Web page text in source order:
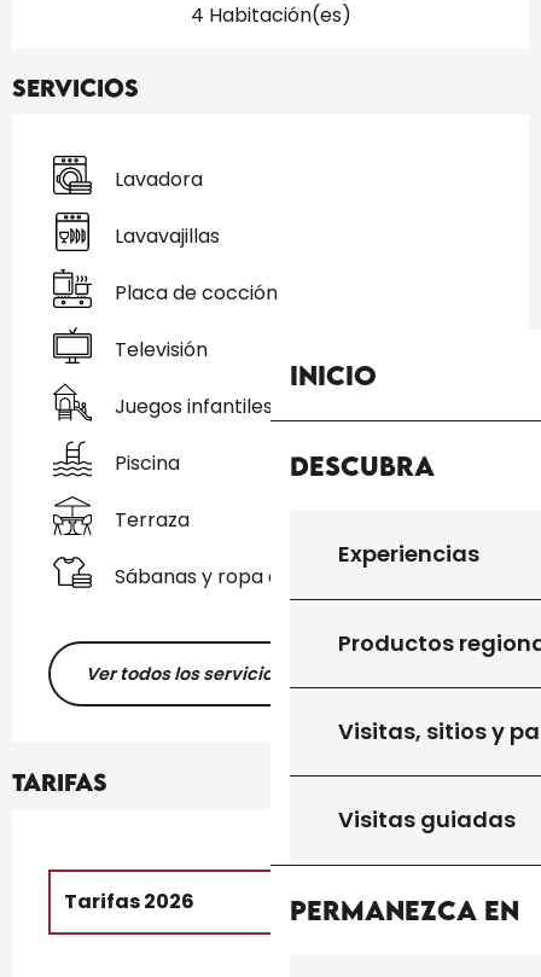
Inicio
Descubra
Experiencias
Productos
Visitas, sitios y
Visitas guiadas
Permanezca en
4 Habitación(es)
Servicios
Lavadora
Lavavajillas
Placa de cocción
Televisión
Juegos infantiles / Zona de juegos
Piscina
Terraza
Sábanas y ropa de cama
Ver todos los servicios
Tarifas
Tarifas 2026